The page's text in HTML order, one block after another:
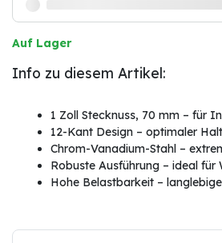
Auf Lager
Info zu diesem Artikel:
1 Zoll Stecknuss, 70 mm – für
12-Kant Design – optimaler
Chrom-Vanadium-Stahl –
Robuste Ausführung – ideal für
Hohe Belastbarkeit –